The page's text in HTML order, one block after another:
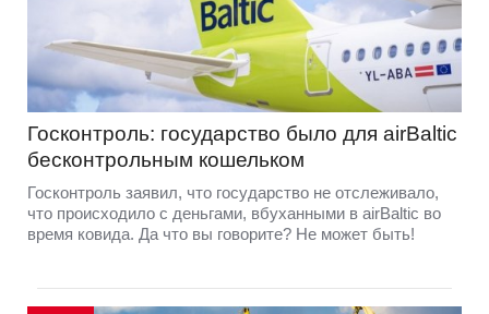
Госконтроль: государство было для airBaltic
бесконтрольным кошельком
Госконтроль заявил, что государство не отслеживало,
что происходило с деньгами, вбуханными в airBaltic во
время ковида. Да что вы говорите? Не может быть!